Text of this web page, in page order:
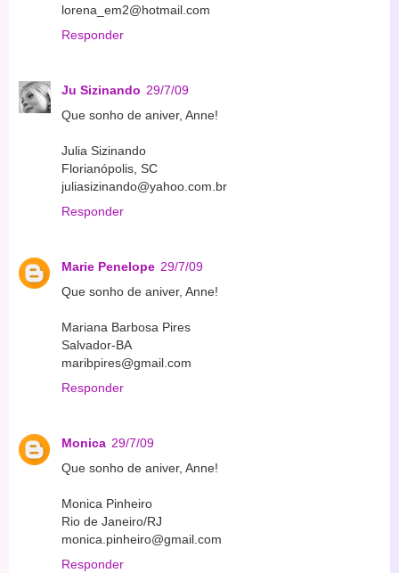
lorena_em2@hotmail.com
Responder
Ju Sizinando 29/7/09
Que sonho de aniver, Anne!
Julia Sizinando
Florianópolis, SC
juliasizinando@yahoo.com.br
Responder
Marie Penelope 29/7/09
Que sonho de aniver, Anne!
Mariana Barbosa Pires
Salvador-BA
maribpires@gmail.com
Responder
Monica 29/7/09
Que sonho de aniver, Anne!
Monica Pinheiro
Rio de Janeiro/RJ
monica.pinheiro@gmail.com
Responder